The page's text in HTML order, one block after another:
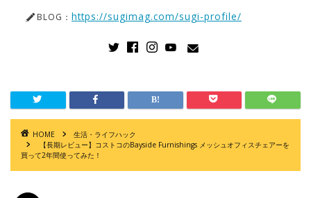
BLOG： https://sugimag.com/sugi-profile/
HOME
生活・ライフハック
【長期レビュー】コストコのBayside Furnishings メッシュオフィスチェアーを
買って2年間使ってみた！